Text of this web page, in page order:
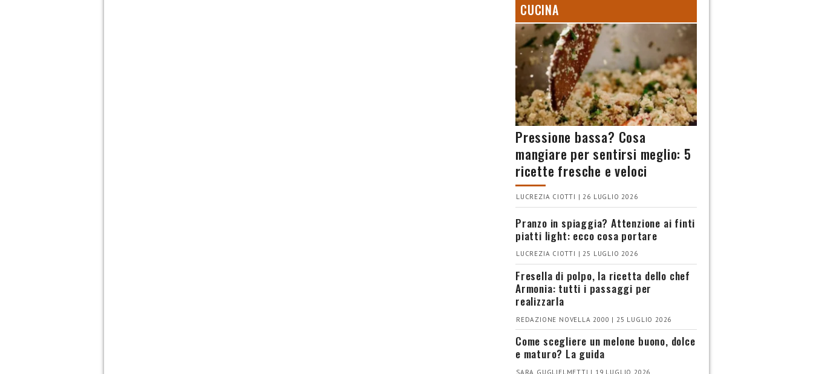
CUCINA
Pressione bassa? Cosa
mangiare per sentirsi meglio: 5
ricette fresche e veloci
LUCREZIA CIOTTI | 26 LUGLIO 2026
Pranzo in spiaggia? Attenzione ai finti
piatti light: ecco cosa portare
LUCREZIA CIOTTI | 25 LUGLIO 2026
Fresella di polpo, la ricetta dello chef
Armonia: tutti i passaggi per
realizzarla
REDAZIONE NOVELLA 2000 | 25 LUGLIO 2026
Come scegliere un melone buono, dolce
e maturo? La guida
SARA GUGLIELMETTI | 19 LUGLIO 2026